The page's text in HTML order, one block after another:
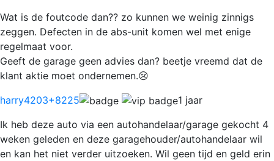
Wat is de foutcode dan?? zo kunnen we weinig zinnigs
zeggen. Defecten in de abs-unit komen wel met enige
regelmaat voor.
Geeft de garage geen advies dan? beetje vreemd dat de
klant aktie moet ondernemen.😢
harry4203+8225
1 jaar
Ik heb deze auto via een autohandelaar/garage gekocht 4
weken geleden en deze garagehouder/autohandelaar wil
en kan het niet verder uitzoeken. Wil geen tijd en geld erin